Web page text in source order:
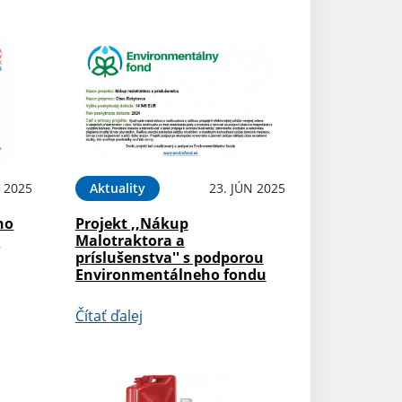
2025 Aktuality 23. JÚN 2025
Projekt ,,Nákup
Malotraktora a
príslušenstva'' s podporou
Environmentálneho fondu
Čítať ďalej